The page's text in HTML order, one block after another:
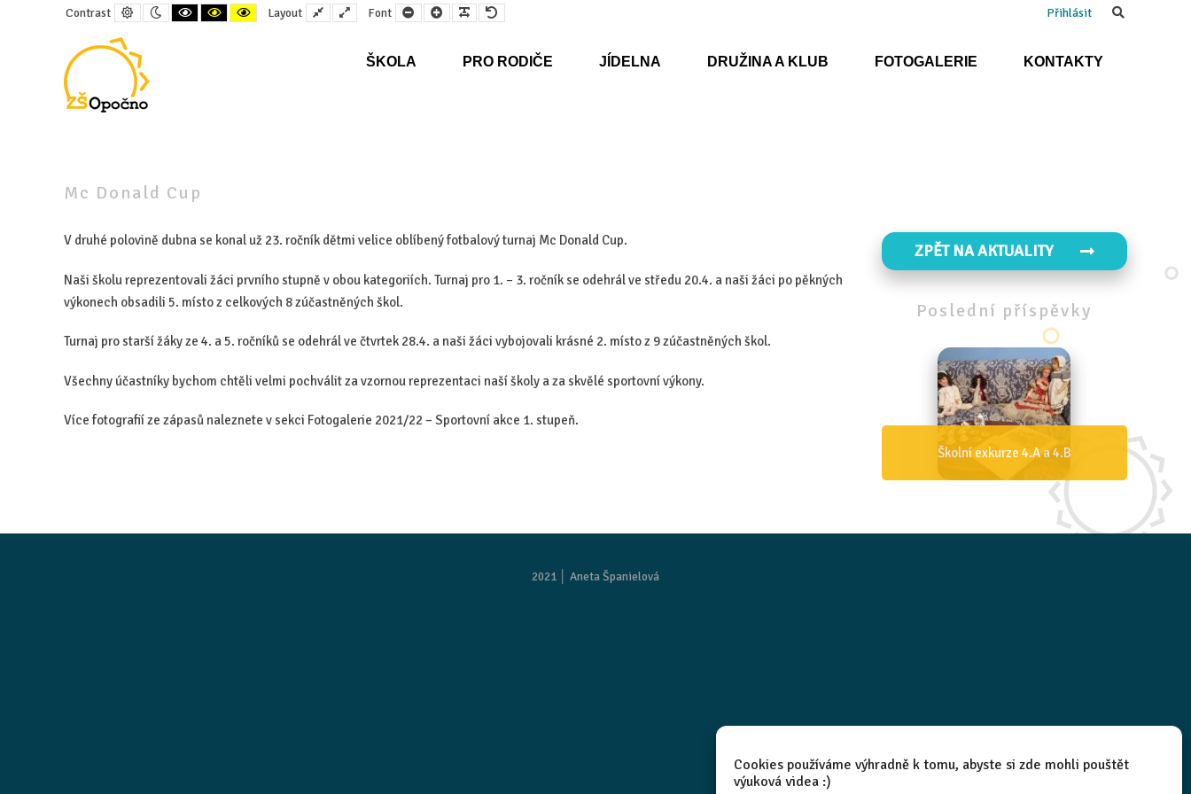
Cookies používáme výhradně k tomu, abyste si zde mohli pouštět
výuková videa :)
Contrast Default
contrast
Night
contrast
Black
and
Black
and
Yellow
and
Layout Fixed
layout
Wide
layout
Font Smaller
Font
Larger
Font
Readable
Font
Default
Font
Přihlásit
ŠKOLA PRO RODIČE JÍDELNA DRUŽINA A KLUB FOTOGALERIE KONTAKTY
Mc Donald Cup
V druhé polovině dubna se konal už 23. ročník dětmi velice oblíbený fotbalový turnaj Mc Donald Cup.
Naši školu reprezentovali žáci prvního stupně v obou kategoriích. Turnaj pro 1. – 3. ročník se odehrál ve středu 20.4. a naši žáci po pěkných
výkonech obsadili 5. místo z celkových 8 zúčastněných škol.
Turnaj pro starší žáky ze 4. a 5. ročníků se odehrál ve čtvrtek 28.4. a naši žáci vybojovali krásné 2. místo z 9 zúčastněných škol.
Všechny účastníky bychom chtěli velmi pochválit za vzornou reprezentaci naší školy a za skvělé sportovní výkony.
Více fotografií ze zápasů naleznete v sekci Fotogalerie 2021/22 – Sportovní akce 1. stupeň.
ZPĚT NA AKTUALITY
Poslední příspěvky
Školní exkurze 4.A a 4.B
2021 │ Aneta Španielová